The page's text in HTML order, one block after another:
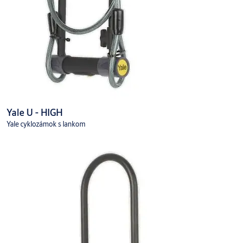
Yale U - HIGH
Yale cyklozámok s lankom